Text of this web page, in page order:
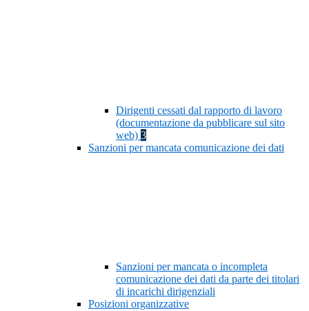
Dirigenti cessati dal rapporto di lavoro
(documentazione da pubblicare sul sito
web) 3
Sanzioni per mancata comunicazione dei dati
Sanzioni per mancata o incompleta
comunicazione dei dati da parte dei titolari
di incarichi dirigenziali
Posizioni organizzative